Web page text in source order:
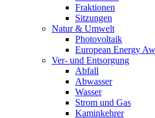
Fraktionen
Sitzungen
Natur & Umwelt
Photovoltaik
European Energy
Ver- und Entsorgung
Abfall
Abwasser
Wasser
Strom und Gas
Kaminkehrer